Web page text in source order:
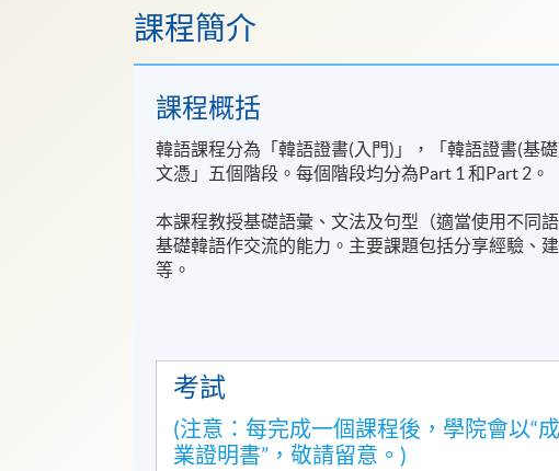
課程簡介
課程概括
韓語課程分為「韓語證書(入門)」，「韓語證書(基
文憑」五個階段。每個階段均分為Part 1 和Part 2。
本課程教授基礎語彙、文法及句型（適當使用不同
基礎韓語作交流的能力。主要課題包括分享經驗、
等。
考試
(注意：每完成一個課程後，學院會以“
業證明書”，敬請留意。)